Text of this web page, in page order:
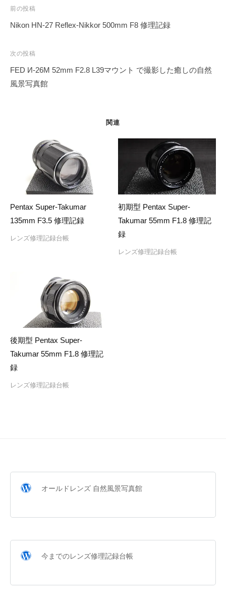
投
稿
ビ
ゲ
ー
前の投稿
Nikon HN-27 Reflex-Nikkor 500mm F8 修理記録
次の投稿
FED И-26M 52mm F2.8 L39マウント で撮影した癒しの自然
風景写真館
関連
Pentax Super-Takumar
135mm F3.5 修理記録
レンズ修理記録台帳
初期型 Pentax Super-
Takumar 55mm F1.8 修理記
録
レンズ修理記録台帳
後期型 Pentax Super-
Takumar 55mm F1.8 修理記
録
レンズ修理記録台帳
オールドレンズ 自然風景写真館
今までのレンズ修理記録台帳